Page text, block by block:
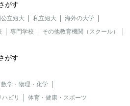
がす
公立短大 私立短大
海外の大学
専門学校
その他教育機関（スクール）
がす
数学・物理・化学
ビリ
体育・健康・スポーツ